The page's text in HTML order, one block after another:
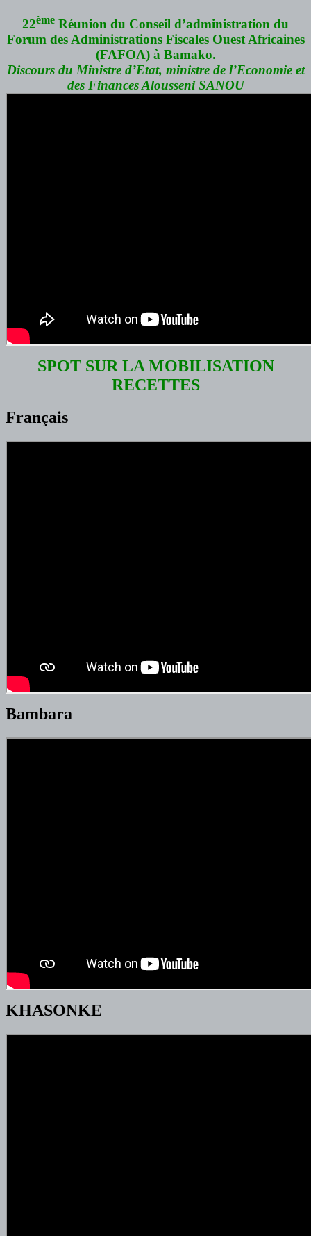
22ème Réunion du Conseil d’administration du
Forum des Administrations Fiscales Ouest Africaines
(FAFOA) à Bamako.
Discours du Ministre d’Etat, ministre de l’Economie et
des Finances Alousseni SANOU
SPOT SUR LA MOBILISATION
RECETTES
Français
Bambara
KHASONKE